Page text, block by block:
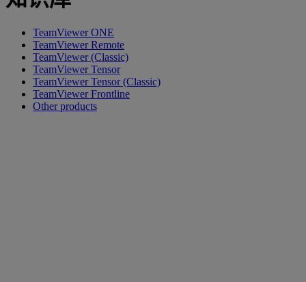
TeamViewer ONE
TeamViewer Remote
TeamViewer (Classic)
TeamViewer Tensor
TeamViewer Tensor (Classic)
TeamViewer Frontline
Other products